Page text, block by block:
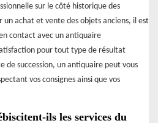
sur le côté historique des
un achat et vente des objets anciens, il est
contact avec un antiquaire
pour tout type de résultat
de succession, un antiquaire peut vous
vos consignes ainsi que vos
ils les services du